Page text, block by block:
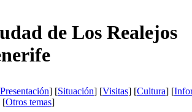
de Los Realejos
Presentación] [Situación] [Visitas] [Cultura] [
[Otros temas]